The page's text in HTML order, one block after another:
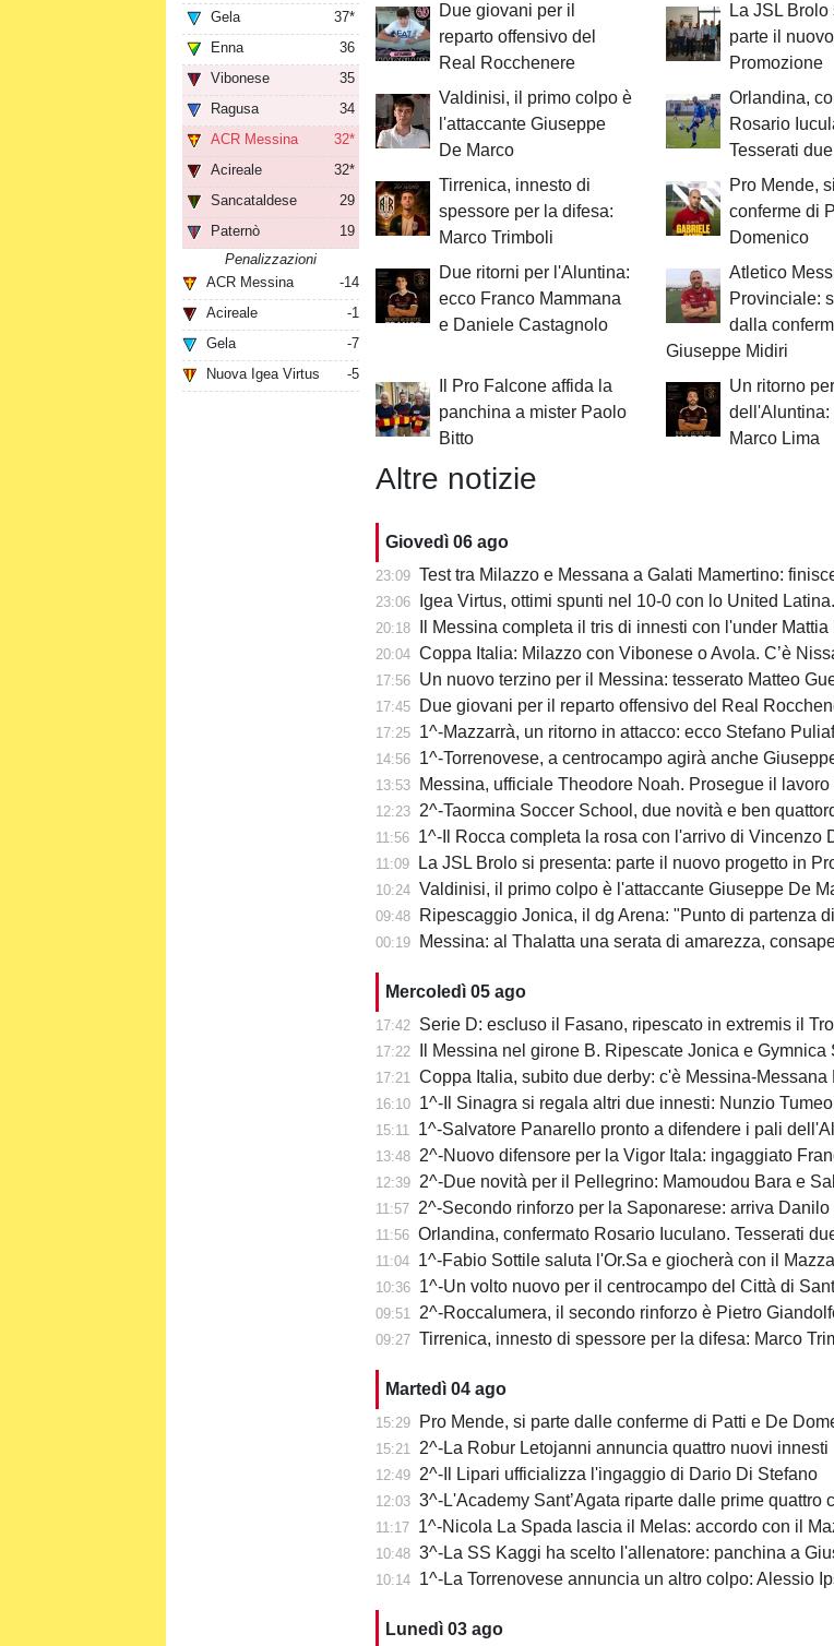
Gela
37*
Enna
36
Vibonese
35
Ragusa
34
ACR Messina
32*
Acireale
32*
Sancataldese
29
Paternò
19
Penalizzazioni
ACR Messina
-14
Acireale
-1
Gela
-7
Nuova Igea Virtus
-5
Due giovani per il
reparto offensivo del
Real Rocchenere
La JSL
parte il
Promozione
Valdinisi, il primo colpo è
l'attaccante Giuseppe
De Marco
Orlandina,
Rosario
Tesserati
Tirrenica, innesto di
spessore per la difesa:
Marco Trimboli
Pro Mende,
conferme di
Domenico
Due ritorni per l'Aluntina:
ecco Franco Mammana
e Daniele Castagnolo
Atletico
Provinciale:
dalla
Giuseppe Midiri
Il Pro Falcone affida la
panchina a mister Paolo
Bitto
Un ritorno
dell'Aluntina:
Marco Lima
Altre notizie
Giovedì 06 ago
23:09 Test tra Milazzo e Messana a Galati Mamertino: finisce 2-1
23:06 Igea Virtus, ottimi spunti nel 10-0 con lo United Latina. Harper
20:18 Il Messina completa il tris di innesti con l'under
20:04 Coppa Italia: Milazzo con Vibonese o Avola. C’è Nissa-Igea.
17:56 Un nuovo terzino per il Messina: tesserato Matteo
17:45 Due giovani per il reparto offensivo del Real
17:25 1^-Mazzarrà, un ritorno in attacco: ecco Stefano
14:56 1^-Torrenovese, a centrocampo agirà anche
13:53 Messina, ufficiale Theodore Noah. Prosegue il lavoro
12:23 2^-Taormina Soccer School, due novità e ben
11:56 1^-Il Rocca completa la rosa con l'arrivo di Vincenzo
11:09 La JSL Brolo si presenta: parte il nuovo progetto in
10:24 Valdinisi, il primo colpo è l'attaccante Giuseppe De
09:48 Ripescaggio Jonica, il dg Arena: "Punto di partenza di un
00:19 Messina: al Thalatta una serata di amarezza, consapevolezza
Mercoledì 05 ago
17:42 Serie D: escluso il Fasano, ripescato in extremis il
17:22 Il Messina nel girone B. Ripescate Jonica e Gymnica
17:21 Coppa Italia, subito due derby: c'è Messina-Messana
16:10 1^-Il Sinagra si regala altri due innesti: Nunzio Tumeo e
15:11 1^-Salvatore Panarello pronto a difendere i pali
13:48 2^-Nuovo difensore per la Vigor Itala: ingaggiato
12:39 2^-Due novità per il Pellegrino: Mamoudou Bara e
11:57 2^-Secondo rinforzo per la Saponarese: arriva
11:56 Orlandina, confermato Rosario Iuculano. Tesserati
11:04 1^-Fabio Sottile saluta l'Or.Sa e giocherà con il
10:36 1^-Un volto nuovo per il centrocampo del Città di
09:51 2^-Roccalumera, il secondo rinforzo è Pietro
09:27 Tirrenica, innesto di spessore per la difesa: Marco
Martedì 04 ago
15:29 Pro Mende, si parte dalle conferme di Patti e De
15:21 2^-La Robur Letojanni annuncia quattro nuovi innesti
12:49 2^-Il Lipari ufficializza l'ingaggio di Dario Di Stefano
12:03 3^-L'Academy Sant’Agata riparte dalle prime quattro
11:17 1^-Nicola La Spada lascia il Melas: accordo con il
10:48 3^-La SS Kaggi ha scelto l'allenatore: panchina a
10:14 1^-La Torrenovese annuncia un altro colpo: Alessio
Lunedì 03 ago